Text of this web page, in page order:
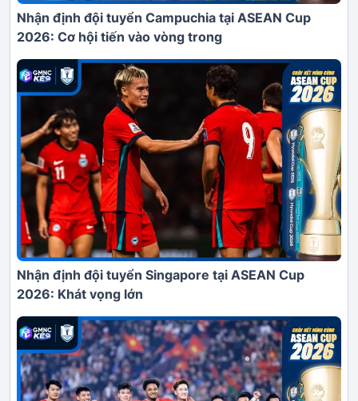
Nhận định đội tuyển Campuchia tại ASEAN Cup
2026: Cơ hội tiến vào vòng trong
Nhận định đội tuyển Singapore tại ASEAN Cup
2026: Khát vọng lớn